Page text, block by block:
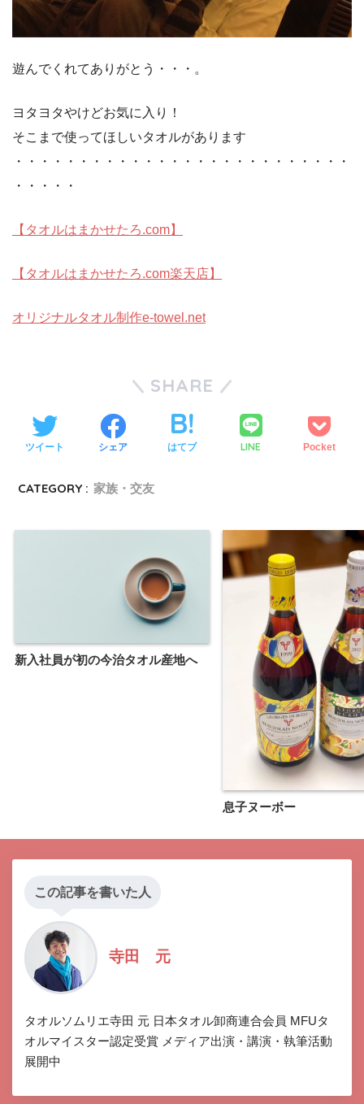
遊んでくれてありがとう・・・。
ヨタヨタやけどお気に入り！
そこまで使ってほしいタオルがあります
・・・・・・・・・・・・・・・・・・・・・・・・・・
・・・・・
【タオルはまかせたろ.com】
【タオルはまかせたろ.com楽天店】
オリジナルタオル制作e-towel.net
SHARE
ツイート シェア はてブ LINE Pocket
CATEGORY : 家族・交友
新入社員が初の今治タオル産地へ
息子ヌーボー
この記事を書いた人
寺田 元
タオルソムリエ寺田 元 日本タオル卸商連合会員 MFUタ
オルマイスター認定受賞 メディア出演・講演・執筆活動
展開中